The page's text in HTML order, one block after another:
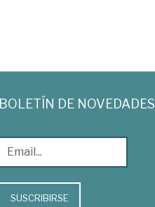
BOLETÍN DE NOVEDADES
SUSCRIBIRSE